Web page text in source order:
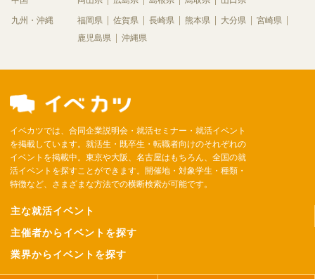
九州・沖縄 福岡県 佐賀県 長崎県 熊本県 大分県
宮崎県
鹿児島県
沖縄県
イベカツでは、合同企業説明会・就活セミナー・就活イベント
を掲載しています。就活生・既卒生・転職者向けのそれぞれの
イベントを掲載中。東京や大阪、名古屋はもちろん、全国の就
活イベントを探すことができます。開催地・対象学生・種類・
特徴など、さまざまな方法での横断検索が可能です。
主な就活イベント
主催者からイベントを探す
業界からイベントを探す